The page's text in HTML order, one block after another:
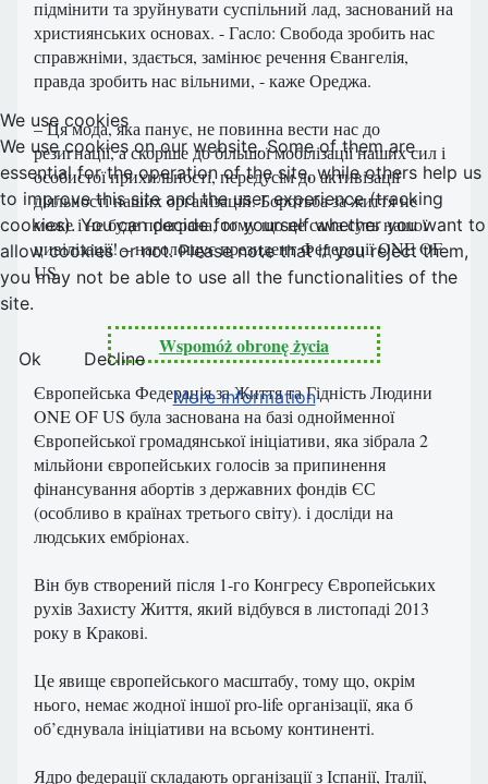
підмінити та зруйнувати суспільний лад, заснований на
християнських основах. - Гасло: Свобода зробить нас
справжніми, здається, замінює речення Євангелія,
правда зробить нас вільними, - каже Ореджа.
– Ця мода, яка панує, не повинна вести нас до
резигнації, а скоріше до більшої мобілізації наших сил і
особистої прихильності, передусім до активізації
діяльності наших організацій. Боротьба за життя не
може і не буде програна, тому що це сама суть нашої
цивілізації! – наголошує президент Федерації ONE OF
US.
Wspomóż obronę życia
Європейська Федерація за Життя та Гідність Людини
ONE OF US була заснована на базі однойменної
Європейської громадянської ініціативи, яка зібрала 2
мільйони європейських голосів за припинення
фінансування абортів з державних фондів ЄС
(особливо в країнах третього світу). і досліди на
людських ембріонах.
Він був створений після 1-го Конгресу Європейських
рухів Захисту Життя, який відбувся в листопаді 2013
року в Кракові.
Це явище європейського масштабу, тому що, окрім
нього, немає жодної іншої pro-life організації, яка б
об’єднувала ініціативи на всьому континенті.
Ядро федерації складають організації з Іспанії, Італії,
We use cookies
We use cookies on our website. Some of them are
essential for the operation of the site, while others help us
to improve this site and the user experience (tracking
cookies). You can decide for yourself whether you want to
allow cookies or not. Please note that if you reject them,
you may not be able to use all the functionalities of the
site.
Ok
Decline
More information